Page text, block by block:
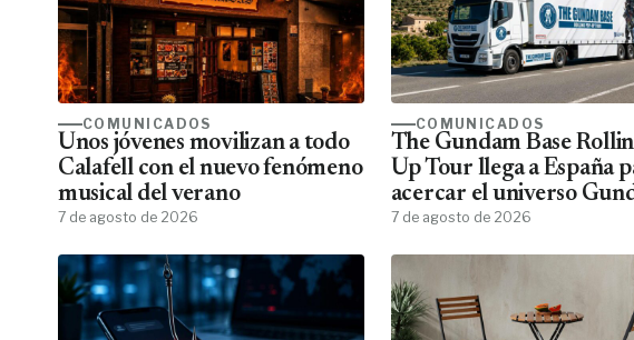
COMUNICADOS
Unos jóvenes movilizan a todo
Calafell con el nuevo fenómeno
musical del verano
7 de agosto de 2026
COMUNICADOS
The Gundam Base
Up Tour llega a España
acercar el universo
todos los fans
7 de agosto de 2026